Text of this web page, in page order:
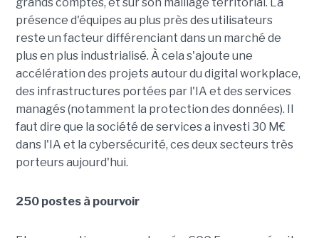
présence d'équipes au plus près des utilisateurs
reste un facteur différenciant dans un marché de
plus en plus industrialisé. À cela s'ajoute une
accélération des projets autour du digital workplace,
des infrastructures portées par l'IA et des services
managés (notamment la protection des données). Il
faut dire que la société de services a investi 30 M€
dans l'IA et la cybersécurité, ces deux secteurs très
porteurs aujourd'hui.
250 postes à pourvoir